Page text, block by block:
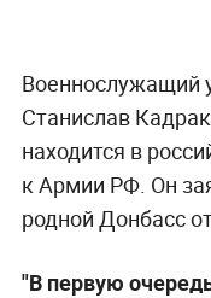
Военнослужащий
Станислав
находится в
к Армии РФ. Он
родной Донбасс
"В первую